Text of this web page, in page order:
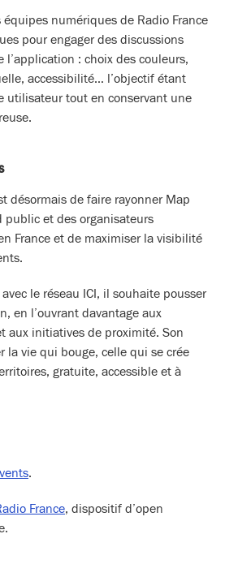
équipes numériques de Radio France
pour engager des discussions
l’application : choix des couleurs,
accessibilité… l’objectif étant
utilisateur tout en conservant une
désormais de faire rayonner Map
public et des organisateurs
France et de maximiser la visibilité
le réseau ICI, il souhaite pousser
en l’ouvrant davantage aux
aux initiatives de proximité. Son
la vie qui bouge, celle qui se crée
gratuite, accessible et à
.
France, dispositif d’open